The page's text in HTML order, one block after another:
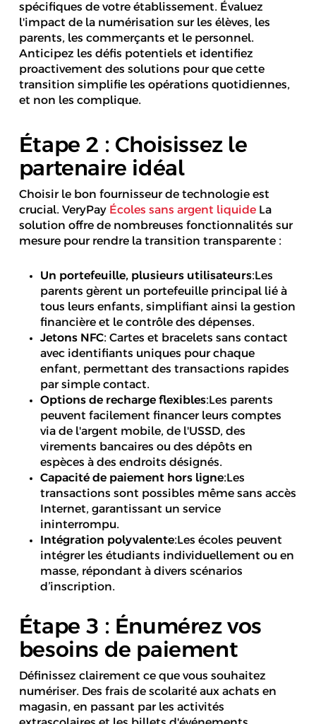
spécifiques de votre établissement. Évaluez
l'impact de la numérisation sur les élèves, les
parents, les commerçants et le personnel.
Anticipez les défis potentiels et identifiez
proactivement des solutions pour que cette
transition simplifie les opérations quotidiennes,
et non les complique.
Étape 2 : Choisissez le
partenaire idéal
Choisir le bon fournisseur de technologie est
crucial. VeryPay Écoles sans argent liquideLa
solution offre de nombreuses fonctionnalités sur
mesure pour rendre la transition transparente :
Un portefeuille, plusieurs utilisateurs:Les
parents gèrent un portefeuille principal lié à
tous leurs enfants, simplifiant ainsi la gestion
financière et le contrôle des dépenses.
Jetons NFC: Cartes et bracelets sans contact
avec identifiants uniques pour chaque
enfant, permettant des transactions rapides
par simple contact.
Options de recharge flexibles:Les parents
peuvent facilement financer leurs comptes
via de l'argent mobile, de l'USSD, des
virements bancaires ou des dépôts en
espèces à des endroits désignés.
Capacité de paiement hors ligne:Les
transactions sont possibles même sans accès
Internet, garantissant un service
ininterrompu.
Intégration polyvalente:Les écoles peuvent
intégrer les étudiants individuellement ou en
masse, répondant à divers scénarios
d’inscription.
Étape 3 : Énumérez vos
besoins de paiement
Définissez clairement ce que vous souhaitez
numériser. Des frais de scolarité aux achats en
magasin, en passant par les activités